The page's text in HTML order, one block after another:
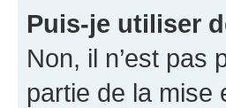
Puis-je utiliser
Non, il n’est pas
partie de la mise